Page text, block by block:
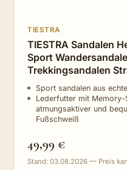
TIESTRA
TIESTRA Sandalen
Sport
Trekkingsandalen
Männer
Sport sandalen aus
Lederfutter mit
atmungsaktiver und
Fußschweiß
49,99 €
Stand: 03.08.2026 — Preis